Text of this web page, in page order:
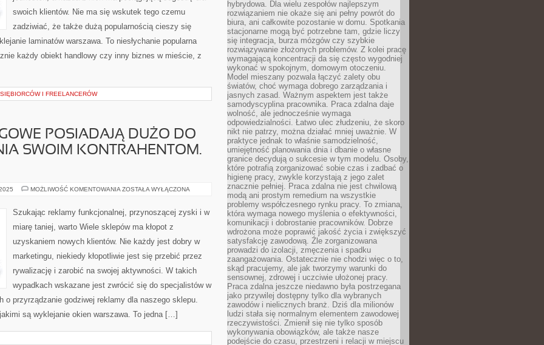
swoich klientów. Nie ma się wskutek tego czemu
zadziwiać, że także dużą popularnością cieszy się
laminatów warszawa. To niesłychanie popularna
każdy obiekt handlowy czy inny biznes w mieście, z
I FREELANCERÓW
POSIADAJĄ DUŻO DO
SWOIM KONTRAHENTOM.
MOŻLIWOŚĆ KOMENTOWANIA FIRMY
DUŻO
DO
SWOIM
PRZYGOTOWUJĄ
ZOSTAŁA WYŁĄCZONA
Szukając reklamy funkcjonalnej, przynoszącej zyski i w
miarę taniej, warto Wiele sklepów ma kłopot z
uzyskaniem nowych klientów. Nie każdy jest dobry w
marketingu, niekiedy kłopotliwie jest się przebić przez
rywalizację i zarobić na swojej aktywności. W takich
wypadkach wskazane jest zwrócić się do specjalistów w
o przyrządzanie godziwej reklamy dla naszego sklepu.
są wyklejanie okien warszawa. To jedna […]
hybrydowa. Dla wielu zespołów najlepszym
rozwiązaniem nie okaże się ani pełny powrót do
biura, ani całkowite pozostanie w domu. Spotkania
stacjonarne mogą być potrzebne tam, gdzie liczy
się integracja, burza mózgów czy szybkie
rozwiązywanie złożonych problemów. Z kolei pracę
wymagającą koncentracji da się często wygodniej
wykonać w spokojnym, domowym otoczeniu.
Model mieszany pozwala łączyć zalety obu
światów, choć wymaga dobrego zarządzania i
jasnych zasad. Ważnym aspektem jest także
samodyscyplina pracownika. Praca zdalna daje
wolność, ale jednocześnie wymaga
odpowiedzialności. Łatwo ulec złudzeniu, że skoro
nikt nie patrzy, można działać mniej uważnie. W
praktyce jednak to właśnie samodzielność,
umiejętność planowania dnia i dbanie o własne
granice decydują o sukcesie w tym modelu. Osoby,
które potrafią zorganizować sobie czas i zadbać o
higienę pracy, zwykle korzystają z jego zalet
znacznie pełniej. Praca zdalna nie jest chwilową
modą ani prostym remedium na wszystkie
problemy współczesnego rynku pracy. To zmiana,
która wymaga nowego myślenia o efektywności,
komunikacji i dobrostanie pracowników. Dobrze
wdrożona może poprawić jakość życia i zwiększyć
satysfakcję zawodową. Źle zorganizowana
prowadzi do izolacji, zmęczenia i spadku
zaangażowania. Ostatecznie nie chodzi więc o to,
skąd pracujemy, ale jak tworzymy warunki do
sensownej, zdrowej i uczciwie ułożonej pracy.
Praca zdalna jeszcze niedawno była postrzegana
jako przywilej dostępny tylko dla wybranych
zawodów i nielicznych branż. Dziś dla milionów
ludzi stała się normalnym elementem zawodowej
rzeczywistości. Zmienił się nie tylko sposób
wykonywania obowiązków, ale także nasze
podejście do czasu, przestrzeni i relacji w miejscu